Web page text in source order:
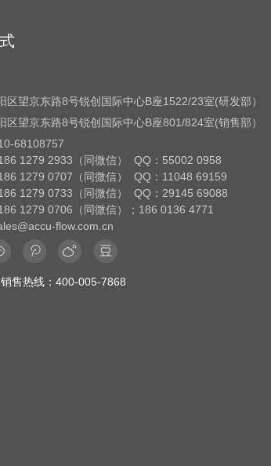
区望京东路8号锐创国际中心B座1522/23室(研发部）
区望京东路8号锐创国际中心B座801/824室(销售部）
68108757
1279 2933（同微信） QQ：55002 0958
1279 0707（同微信） QQ：11048 69159
1279 0733（同微信） QQ：29145 69088
1279 0706（同微信）；186 0136 4771
flow.com.cn
售热线：400-005-7868